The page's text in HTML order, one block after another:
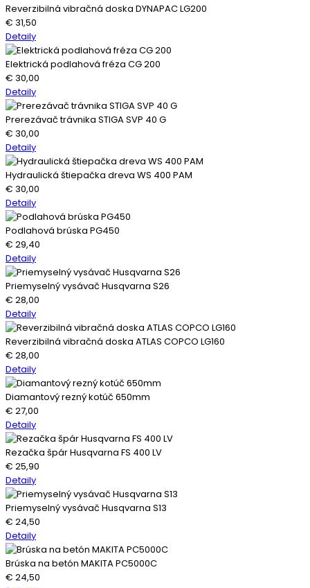
Reverzibilná vibračná doska DYNAPAC LG200
€ 31,50
Detaily
Elektrická podlahová fréza CG 200
€ 30,00
Detaily
Prerezávač trávnika STIGA SVP 40 G
€ 30,00
Detaily
Hydraulická štiepačka dreva WS 400 PAM
€ 30,00
Detaily
Podlahová brúska PG450
€ 29,40
Detaily
Priemyselný vysávač Husqvarna S26
€ 28,00
Detaily
Reverzibilná vibračná doska ATLAS COPCO LG160
€ 28,00
Detaily
Diamantový rezný kotúč 650mm
€ 27,00
Detaily
Rezačka špár Husqvarna FS 400 LV
€ 25,90
Detaily
Priemyselný vysávač Husqvarna S13
€ 24,50
Detaily
Brúska na betón MAKITA PC5000C
€ 24,50